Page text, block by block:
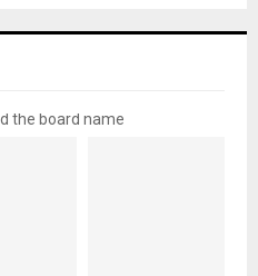
the board name